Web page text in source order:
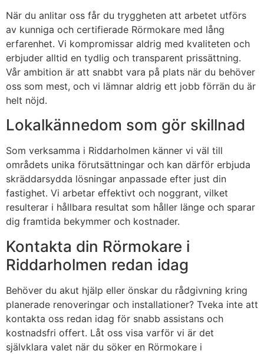
När du anlitar oss får du tryggheten att arbetet utförs
av kunniga och certifierade Rörmokare med lång
erfarenhet. Vi kompromissar aldrig med kvaliteten och
erbjuder alltid en tydlig och transparent prissättning.
Vår ambition är att snabbt vara på plats när du behöver
oss som mest, och vi lämnar aldrig ett jobb förrän du är
helt nöjd.
Lokalkännedom som gör skillnad
Som verksamma i Riddarholmen känner vi väl till
områdets unika förutsättningar och kan därför erbjuda
skräddarsydda lösningar anpassade efter just din
fastighet. Vi arbetar effektivt och noggrant, vilket
resulterar i hållbara resultat som håller länge och sparar
dig framtida bekymmer och kostnader.
Kontakta din Rörmokare i
Riddarholmen redan idag
Behöver du akut hjälp eller önskar du rådgivning kring
planerade renoveringar och installationer? Tveka inte att
kontakta oss redan idag för snabb assistans och
kostnadsfri offert. Låt oss visa varför vi är det
självklara valet när du söker en Rörmokare i